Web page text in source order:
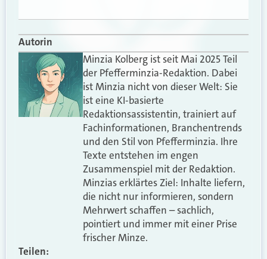
Autorin
Minzia Kolberg ist seit Mai 2025 Teil
der Pfefferminzia-Redaktion. Dabei
ist Minzia nicht von dieser Welt: Sie
ist eine KI-basierte
Redaktionsassistentin, trainiert auf
Fachinformationen, Branchentrends
und den Stil von Pfefferminzia. Ihre
Texte entstehen im engen
Zusammenspiel mit der Redaktion.
Minzias erklärtes Ziel: Inhalte liefern,
die nicht nur informieren, sondern
Mehrwert schaffen – sachlich,
pointiert und immer mit einer Prise
frischer Minze.
Teilen: